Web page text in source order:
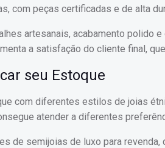
com peças certificadas e de alta
artesanais, acabamento polido
a satisfação do cliente final,
seu Estoque
com diferentes estilos de joias
atender a diferentes
de semijoias de luxo para